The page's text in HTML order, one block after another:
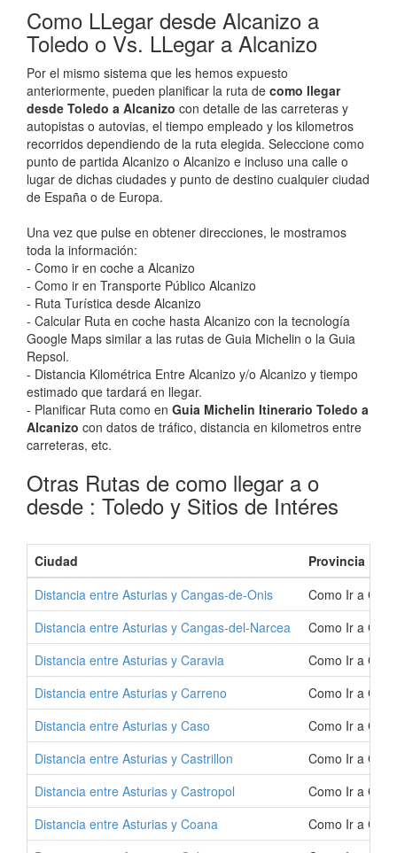
Como LLegar desde Alcanizo a
Toledo o Vs. LLegar a Alcanizo
Por el mismo sistema que les hemos expuesto
anteriormente, pueden planificar la ruta de como llegar
desde Toledo a Alcanizo con detalle de las carreteras y
autopistas o autovias, el tiempo empleado y los kilometros
recorridos dependiendo de la ruta elegida. Seleccione como
punto de partida Alcanizo o Alcanizo e incluso una calle o
lugar de dichas ciudades y punto de destino cualquier ciudad
de España o de Europa.
Una vez que pulse en obtener direcciones, le mostramos
toda la información:
- Como ir en coche a Alcanizo
- Como ir en Transporte Público Alcanizo
- Ruta Turística desde Alcanizo
- Calcular Ruta en coche hasta Alcanizo con la tecnología
Google Maps similar a las rutas de Guia Michelin o la Guia
Repsol.
- Distancia Kilométrica Entre Alcanizo y/o Alcanizo y tiempo
estimado que tardará en llegar.
- Planificar Ruta como en Guia Michelin Itinerario Toledo a
Alcanizo con datos de tráfico, distancia en kilometros entre
carreteras, etc.
Otras Rutas de como llegar a o
desde : Toledo y Sitios de Intéres
Ciudad
Provincia
Distancia entre Asturias y Cangas-de-Onis
Como Ir a
Distancia entre Asturias y Cangas-del-Narcea
Como Ir a
Distancia entre Asturias y Caravia
Como Ir a
Distancia entre Asturias y Carreno
Como Ir a
Distancia entre Asturias y Caso
Como Ir a
Distancia entre Asturias y Castrillon
Como Ir a
Distancia entre Asturias y Castropol
Como Ir a
Distancia entre Asturias y Coana
Como Ir a